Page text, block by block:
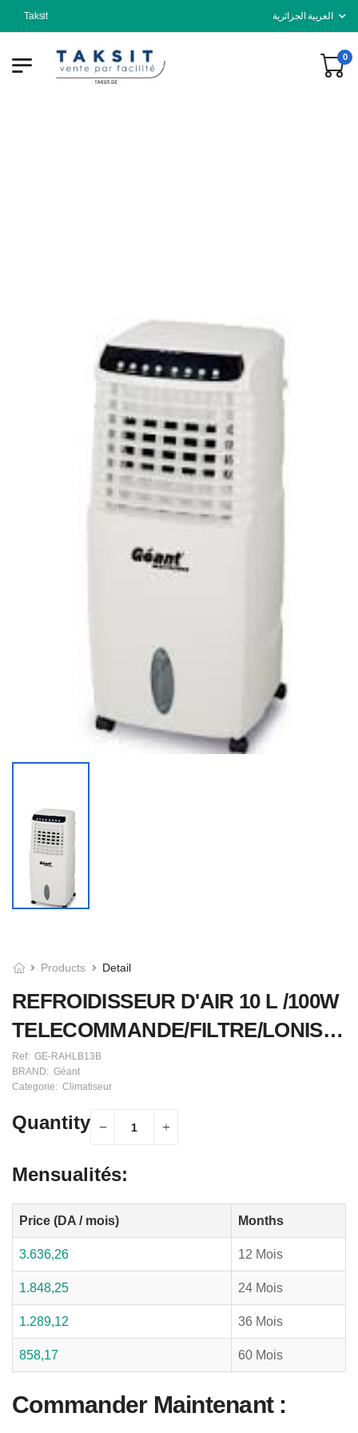
Taksit العربية الجزائرية
0
Products Detail
REFROIDISSEUR D'AIR 10 L /100W
TELECOMMANDE/FILTRE/LONISATEUR
Ref: GE-RAHLB13B
BRAND: Géant
Categorie: Climatiseur
Quantity
Mensualités:
Price (DA / mois) Months
3.636,26 12 Mois
1.848,25 24 Mois
1.289,12 36 Mois
858,17 60 Mois
Commander Maintenant :